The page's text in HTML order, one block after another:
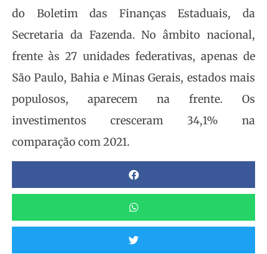
do Boletim das Finanças Estaduais, da
Secretaria da Fazenda. No âmbito nacional,
frente às 27 unidades federativas, apenas de
São Paulo, Bahia e Minas Gerais, estados mais
populosos, aparecem na frente. Os
investimentos cresceram 34,1% na
comparação com 2021.